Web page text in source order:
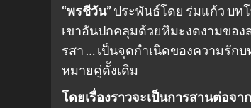
“พรชีวัน”ประพันธ์โดย ร่มแก้ว บท
เขาอันปกคลุมด้วยหิมะงดงามขอ
รสา … เป็นจุดกำเนิดของความรัก
หมายคู่ดั้งเดิม
โดยเรื่องราวจะเป็นการสานต่อจา